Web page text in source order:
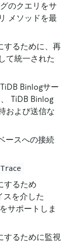
のクエリをサ
メソッドを最
するために、再
て統一された
Binlogサー
TiDB Binlog
および送信な
ースへの接続
Trace
するため
スを介した
サポートしま
するために監視